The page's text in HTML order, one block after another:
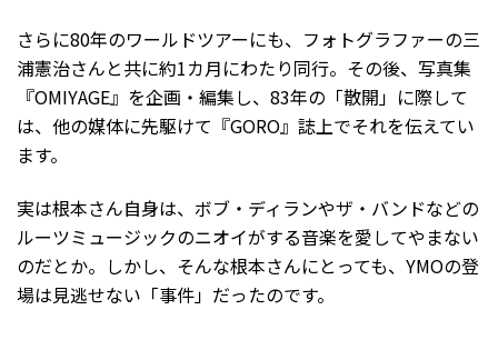
さらに80年のワールドツアーにも、フォトグラファーの三
浦憲治さんと共に約1カ月にわたり同行。その後、写真集
『OMIYAGE』を企画・編集し、83年の「散開」に際して
は、他の媒体に先駆けて『GORO』誌上でそれを伝えてい
ます。
実は根本さん自身は、ボブ・ディランやザ・バンドなどの
ルーツミュージックのニオイがする音楽を愛してやまない
のだとか。しかし、そんな根本さんにとっても、YMOの登
場は見逃せない「事件」だったのです。